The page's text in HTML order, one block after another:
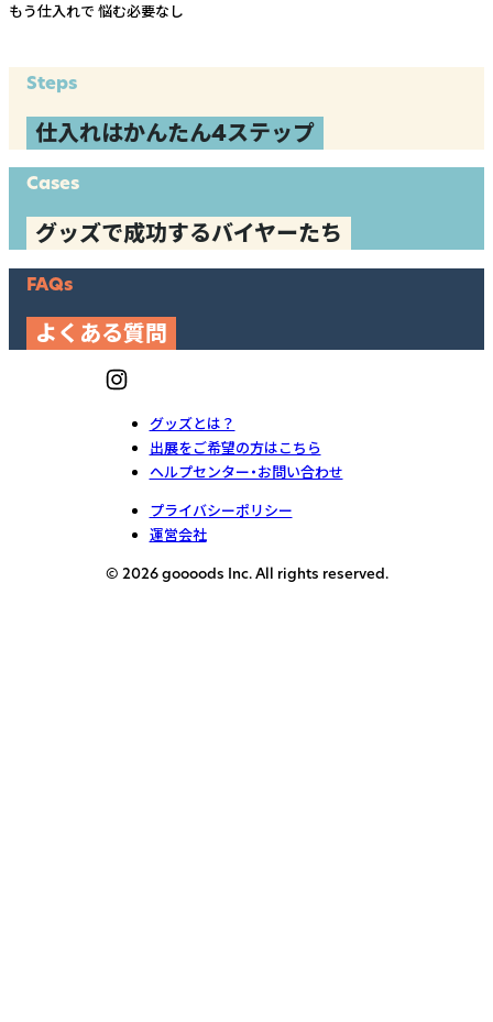
もう仕入れで 悩む必要なし
Steps
仕入れはかんたん4ステップ
Cases
グッズで成功するバイヤーたち
FAQs
よくある質問
グッズとは？
出展をご希望の方はこちら
ヘルプセンター・お問い合わせ
プライバシーポリシー
運営会社
© 2026 goooods Inc. All rights reserved.